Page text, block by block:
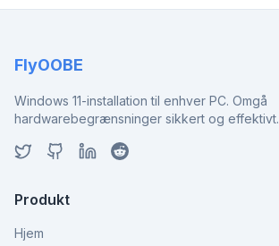
FlyOOBE
Windows 11-installation til enhver PC. Omgå
hardwarebegrænsninger sikkert og effektivt.
Produkt
Hjem